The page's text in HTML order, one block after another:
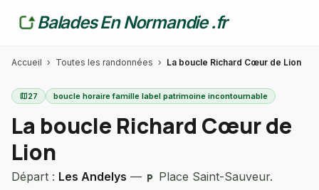
Balades En Normandie .fr
Accueil › Toutes les randonnées › La boucle Richard Cœur de Lion
map27 boucle horaire famille label patrimoine incontournable
La boucle Richard Cœur de
Lion
Départ : Les Andelys — local_parking Place Saint-Sauveur.